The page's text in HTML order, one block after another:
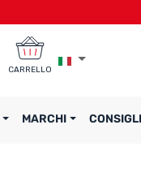
CARRELLO
MARCHI